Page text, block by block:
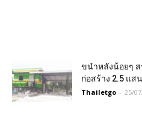
ขนำหลังน้อยๆ ส
ก่อสร้าง 2.5 แส
Thailetgo - 25/